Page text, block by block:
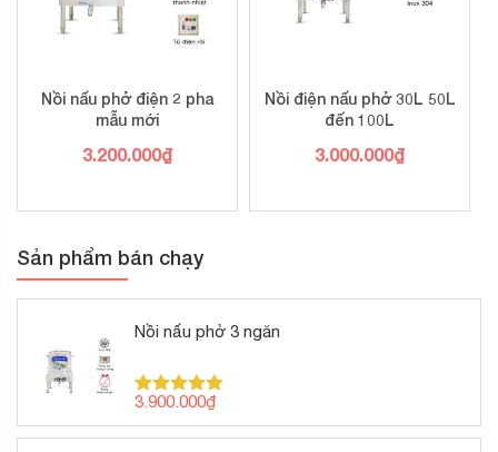
Nồi nấu phở điện 2 pha
mẫu mới
3.200.000₫
Nồi điện nấu phở 30L 50L
đến 100L
3.000.000₫
Sản phẩm bán chạy
Nồi nấu phở 3 ngăn
Được xếp
hạng5.00
5 sao
3.900.000₫